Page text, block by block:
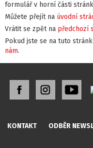
formulář v horní části
Můžete přejít na úvodní
Vrátit se zpět na předchozí
Pokud jste se na tuto
nám.
KONTAKT ODBĚR